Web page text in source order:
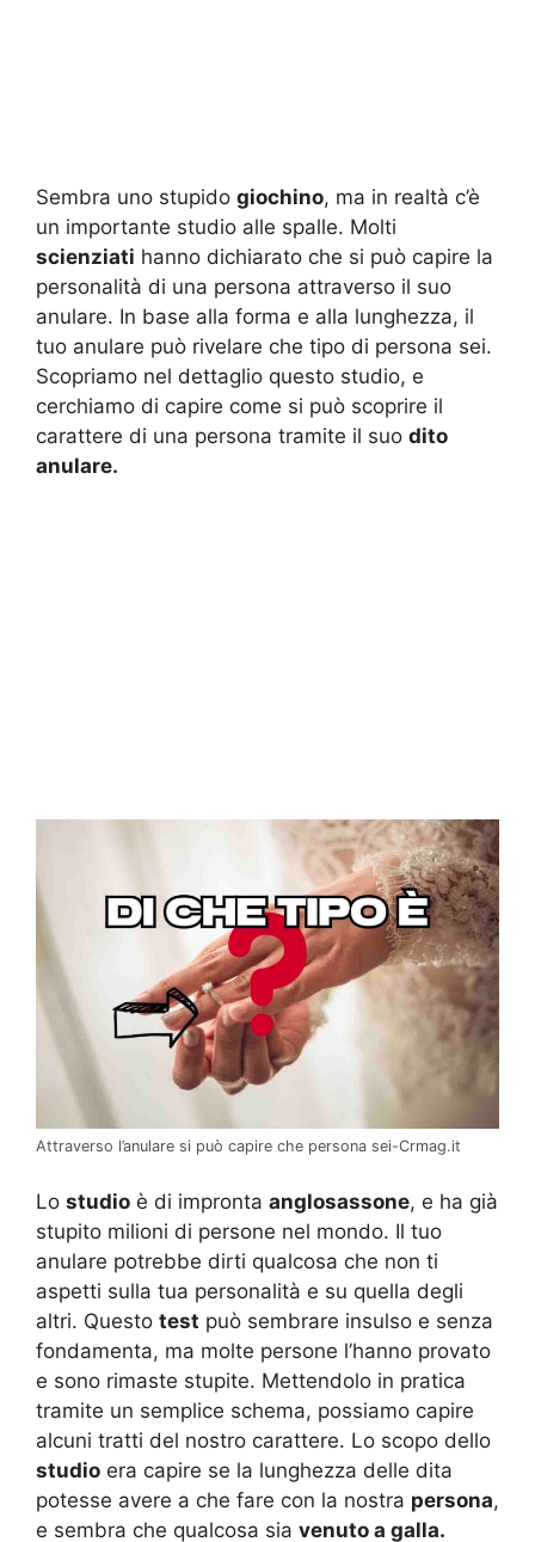
Sembra uno stupido giochino, ma in realtà c’è
un importante studio alle spalle. Molti
scienziati hanno dichiarato che si può capire la
personalità di una persona attraverso il suo
anulare. In base alla forma e alla lunghezza, il
tuo anulare può rivelare che tipo di persona sei.
Scopriamo nel dettaglio questo studio, e
cerchiamo di capire come si può scoprire il
carattere di una persona tramite il suo dito
anulare.
Attraverso l’anulare si può capire che persona sei-Crmag.it
Lo studio è di impronta anglosassone, e ha già
stupito milioni di persone nel mondo. Il tuo
anulare potrebbe dirti qualcosa che non ti
aspetti sulla tua personalità e su quella degli
altri. Questo test può sembrare insulso e senza
fondamenta, ma molte persone l’hanno provato
e sono rimaste stupite. Mettendolo in pratica
tramite un semplice schema, possiamo capire
alcuni tratti del nostro carattere. Lo scopo dello
studio era capire se la lunghezza delle dita
potesse avere a che fare con la nostra persona,
e sembra che qualcosa sia venuto a galla.